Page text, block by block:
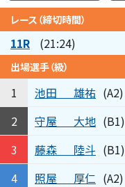
レース（締切時間）
11R (21:24)
出場選手（級）
1 池田 雄祐 (A2)
2
守屋 大地 (B1)
3
藤森 陸斗 (B1)
4
照屋 厚仁 (A2)